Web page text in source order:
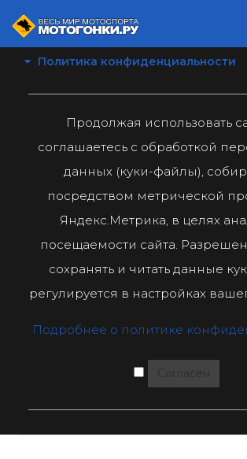
Политика конфиденциальности
Продолжая использовать
соглашаетесь с обработкой
данных (куки-файлы),
посредством метрической
Яндекс.Метрика, в целях
посещаемости сайта.
сохранять и читать данные
регулируется в настройках
Подробнее о политике
Согласен